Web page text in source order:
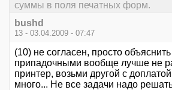
суммы в поля печатных форм.
bushd
13 - 03.04.2009 - 07:47
(10) не согласен, просто
припадочными вообще лучше не
принтер, возьми другой с
много... Не все задачи надо